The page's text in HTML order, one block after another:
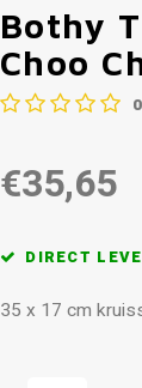
Bothy
Choo
0
€35,65
DIRECT
35 x 17 cm